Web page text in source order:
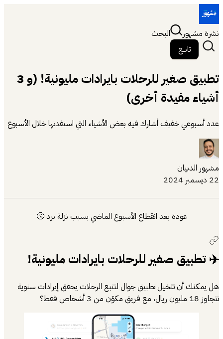
نشرة مشهور
البحث
تابــع
تطبيق صغير للرحلات بايرادات مليونية! (و 3
أشياء مفيدة أخرى)
عدد أسبوعي خفيف أشارك فيه بعض الأشياء التي استفدتها خلال الأسبوع
مشهور الدبيان
22 ديسمبر 2024
عودة بعد انقطاع الأسبوع الماضي بسبب نزلة برد 🤧
✈️ تطبيق صغير للرحلات بايرادات مليونية!
هل يمكنك أن تتخيل تطبيق جوال لتتبع الرحلات يحقق إيرادات سنوية
تتجاوز 18 مليون ريال، مع فريق مكوّن من 3 أشخاص فقط؟